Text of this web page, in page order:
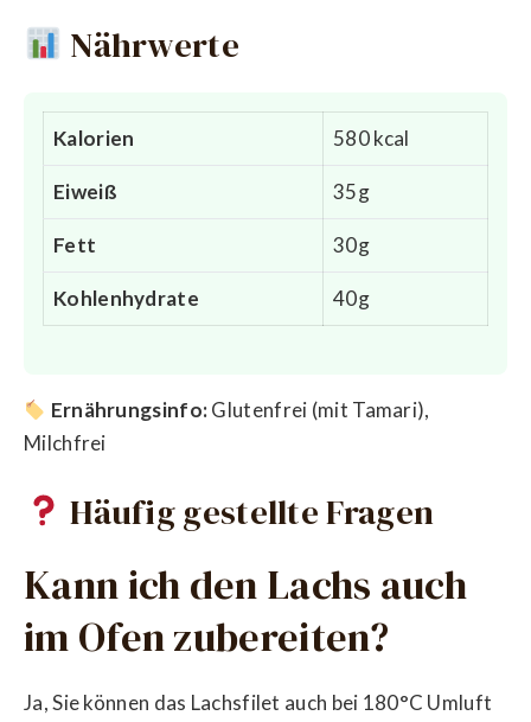
Nährwerte
Kalorien 580 kcal
Eiweiß 35g
Fett 30g
Kohlenhydrate 40g
Ernährungsinfo:Glutenfrei (mit Tamari),
Milchfrei
Häufig gestellte Fragen
Kann ich den Lachs auch
im Ofen zubereiten?
Ja, Sie können das Lachsfilet auch bei 180°C Umluft